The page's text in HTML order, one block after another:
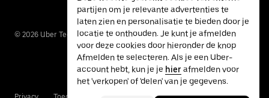
© 2026 Uber Technologies Inc.
partijen om je relevante advertenties te
laten zien en personalisatie te bieden door je
locatie te onthouden. Je kunt je afmelden
voor deze cookies door hieronder de knop
Afmelden te selecteren. Als je een Uber-
account hebt, kun je je hierafmelden voor
het 'verkopen' of 'delen' van je gegevens.